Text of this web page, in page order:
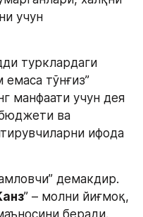
учун
турклардаги
тўнғиз”
манфаати учун дея
бюджети ва
ифода
демакдир.
” – молни йиғмоқ,
беради.